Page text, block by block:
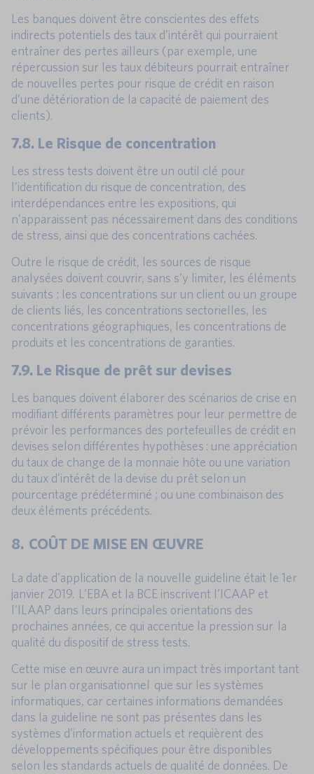
Les banques doivent être conscientes des effets
indirects potentiels des taux d’intérêt qui pourraient
entraîner des pertes ailleurs (par exemple, une
répercussion sur les taux débiteurs pourrait entraîner
de nouvelles pertes pour risque de crédit en raison
d’une détérioration de la capacité de paiement des
clients).
7.8. Le Risque de concentration
Les stress tests doivent être un outil clé pour
l’identification du risque de concentration, des
interdépendances entre les expositions, qui
n’apparaissent pas nécessairement dans des conditions
de stress, ainsi que des concentrations cachées.
Outre le risque de crédit, les sources de risque
analysées doivent couvrir, sans s’y limiter, les éléments
suivants : les concentrations sur un client ou un groupe
de clients liés, les concentrations sectorielles, les
concentrations géographiques, les concentrations de
produits et les concentrations de garanties.
7.9. Le Risque de prêt sur devises
Les banques doivent élaborer des scénarios de crise en
modifiant différents paramètres pour leur permettre de
prévoir les performances des portefeuilles de crédit en
devises selon différentes hypothèses : une appréciation
du taux de change de la monnaie hôte ou une variation
du taux d’intérêt de la devise du prêt selon un
pourcentage prédéterminé ; ou une combinaison des
deux éléments précédents.
8. COÛT DE MISE EN ŒUVRE
La date d’application de la nouvelle guideline était le 1er
janvier 2019. L’EBA et la BCE inscrivent l’ICAAP et
l’ILAAP dans leurs principales orientations des
prochaines années, ce qui accentue la pression sur la
qualité du dispositif de stress tests.
Cette mise en œuvre aura un impact très important tant
sur le plan organisationnel que sur les systèmes
informatiques, car certaines informations demandées
dans la guideline ne sont pas présentes dans les
systèmes d’information actuels et requièrent des
développements spécifiques pour être disponibles
selon les standards actuels de qualité de données. De